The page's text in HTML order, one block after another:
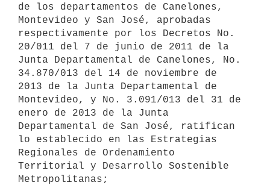
de los departamentos de Canelones,
Montevideo y San José, aprobadas
respectivamente por los Decretos No.
20/011 del 7 de junio de 2011 de la
Junta Departamental de Canelones, No.
34.870/013 del 14 de noviembre de
2013 de la Junta Departamental de
Montevideo, y No. 3.091/013 del 31 de
enero de 2013 de la Junta
Departamental de San José, ratifican
lo establecido en las Estrategias
Regionales de Ordenamiento
Territorial y Desarrollo Sostenible
Metropolitanas;